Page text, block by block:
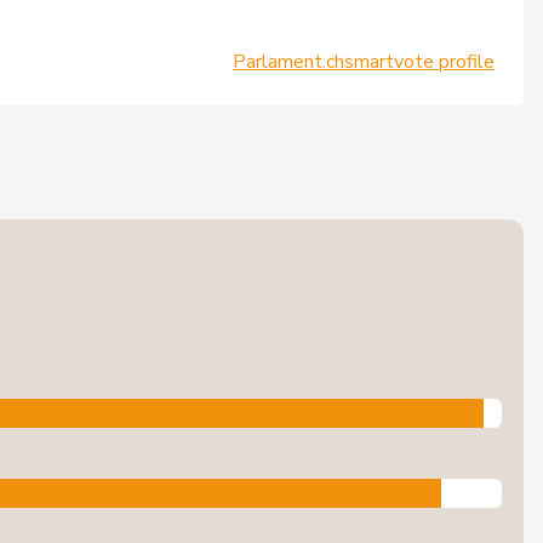
Parlament.chsmartvote profile